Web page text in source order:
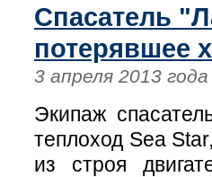
Спасатель
потерявшее
3 апреля 2013 года
Экипаж
теплоход Sea
из строя